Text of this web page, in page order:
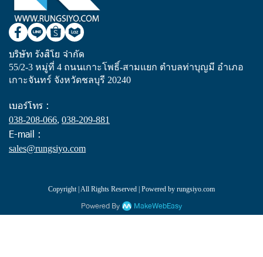
บริษัท รังสิโย จำกัด
55/2-3 หมู่ที่ 4 ถนนเกาะโพธิ์-สามแยก ตำบลท่าบุญมี อำเภอ
เกาะจันทร์ จังหวัดชลบุรี 20240
เบอร์โทร :
038-208-066, 038-209-881
E-mail :
sales@rungsiyo.com
Copyright | All Rights Reserved | Powered by rungsiyo.com
Powered By MakeWebEasy